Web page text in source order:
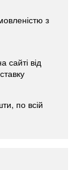
з
сайті від
по всій